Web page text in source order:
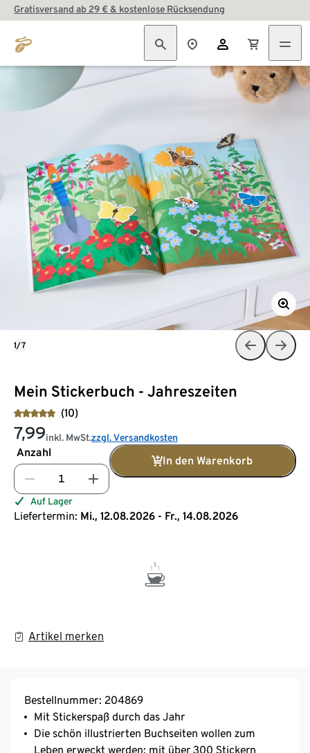
Gratisversand ab 29 € & kostenlose Rücksendung
Mein Stickerbuch - Jahreszeiten
(10)
7,99inkl. MwSt.zzgl. Versandkosten
Anzahl
In den Warenkorb
Auf Lager
Liefertermin: Mi., 12.08.2026 - Fr., 14.08.2026
Artikel merken
1/7
Bestellnummer: 204869
Mit Stickerspaß durch das Jahr
Die schön illustrierten Buchseiten wollen zum
Leben erweckt werden: mit über 300 Stickern